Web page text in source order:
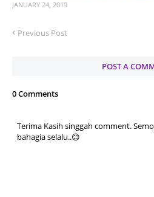
JANUARY 24, 2019
Previous Post
POST A
0 Comments
Terima Kasih singgah comment.
bahagia selalu..😊